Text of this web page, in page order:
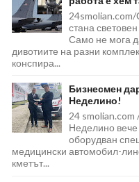
стана
Само не мога
дивотиите на разни
конспира...
Бизнесмен
Неделино!
24
Неделино
оборудван
медицински автомобил-
кметът...